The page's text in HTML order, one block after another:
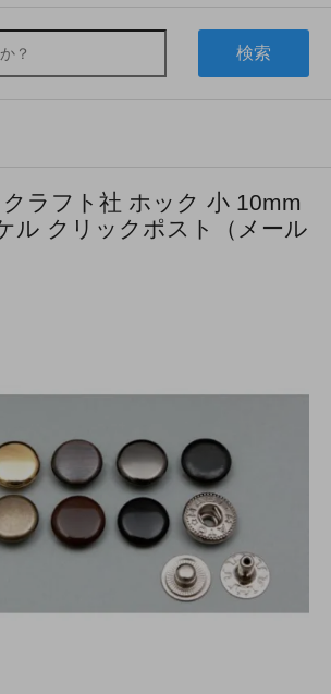
検索
クラフト社 ホック 小 10mm
ル クリックポスト（メール